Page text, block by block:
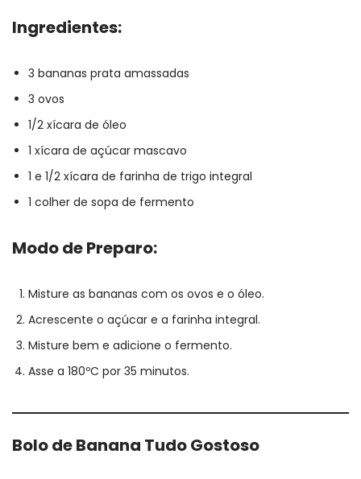
Ingredientes:
3 bananas prata amassadas
3 ovos
1/2 xícara de óleo
1 xícara de açúcar mascavo
1 e 1/2 xícara de farinha de trigo integral
1 colher de sopa de fermento
Modo de Preparo:
Misture as bananas com os ovos e o óleo.
Acrescente o açúcar e a farinha integral.
Misture bem e adicione o fermento.
Asse a 180ºC por 35 minutos.
Bolo de Banana Tudo Gostoso